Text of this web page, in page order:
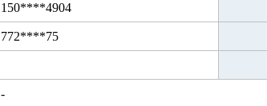
150****4904
772****75
-